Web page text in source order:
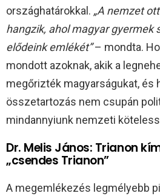
országhatárokkal. „A nemzet
hangzik, ahol magyar gyermek
elődeink emlékét”– mondta.
mondott azoknak, akik a
megőrizték magyarságukat, és
összetartozás nem csupán
mindannyiunk nemzeti
Dr. Melis János: Trianon
„csendes Trianon”
A megemlékezés legmélyebb